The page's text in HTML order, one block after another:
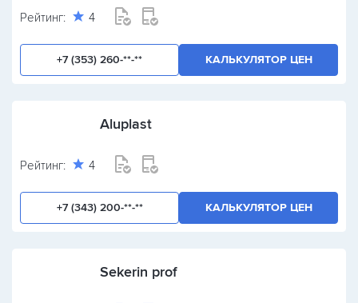
Рейтинг: 4
+7 (353) 260-**-** КАЛЬКУЛЯТОР ЦЕН
Aluplast
Рейтинг: 4
+7 (343) 200-**-** КАЛЬКУЛЯТОР ЦЕН
Sekerin prof